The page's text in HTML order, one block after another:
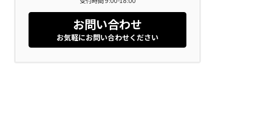
お問い合わせ
お気軽にお問い合わせください